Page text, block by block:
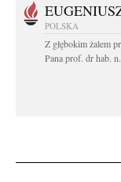
POLSKA
Z głębokim żalem
Pana prof. dr hab.